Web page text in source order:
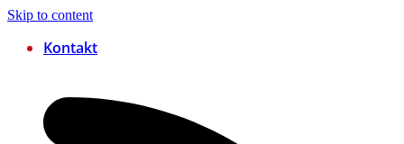
Skip to content
Kontakt